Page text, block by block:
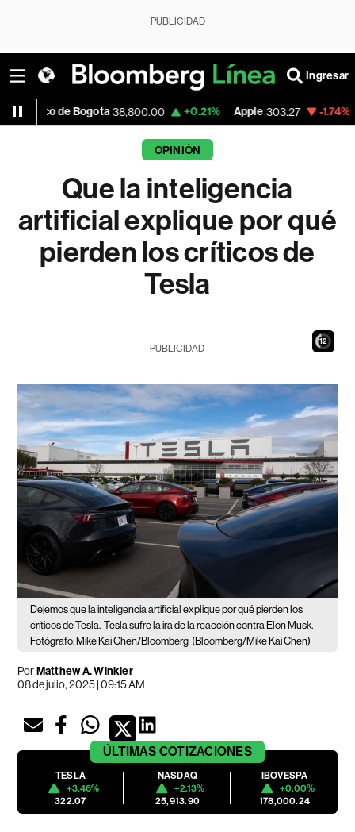
PUBLICIDAD
Ingresar
38,800.00 +0.21% Apple 303.27 -1.74% USD COP
OPINIÓN
Que la inteligencia
artificial explique por qué
pierden los críticos de
Tesla
10
PUBLICIDAD
Dejemos que la inteligencia artificial explique por qué pierden los
críticos de Tesla. Tesla sufre la ira de la reacción contra Elon Musk.
Fotógrafo: Mike Kai Chen/Bloomberg (Bloomberg/Mike Kai Chen)
PorMatthew A. Winkler
08 de julio, 2025 | 09:15 AM
ÚLTIMAS COTIZACIONES
TESLA
+3.46%
322.07
NASDAQ
+2.13%
25,913.90
IBOVESPA
+0.00%
178,000.24